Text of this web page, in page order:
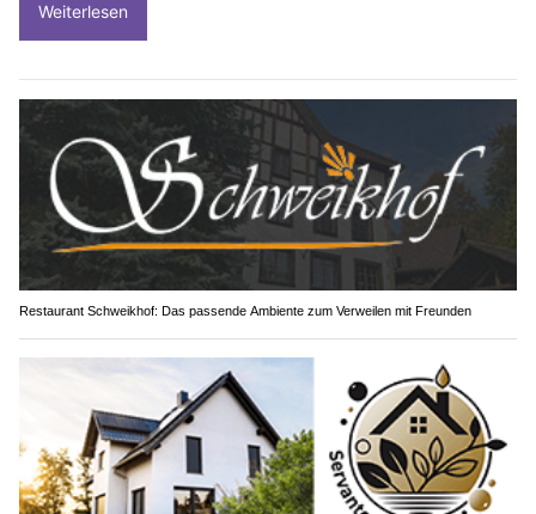
Weiterlesen
Restaurant Schweikhof: Das passende Ambiente zum Verweilen mit Freunden